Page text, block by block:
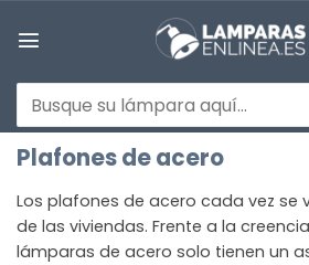
Buscar
por:
Plafones de acero
Los plafones de acero cada vez se
de las viviendas. Frente a la
lámparas de acero solo tienen un